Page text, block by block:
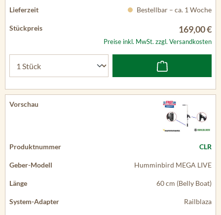
Bestellbar – ca. 1 Woche
169,00 €
Preise inkl. MwSt. zzgl. Versandkosten
CLR
Humminbird MEGA LIVE
60 cm (Belly Boat)
Railblaza